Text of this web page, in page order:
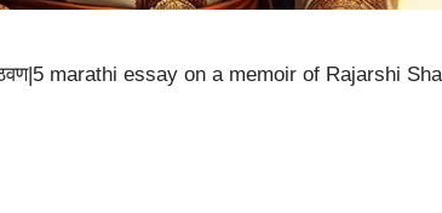
marathi essay on a memoir of Rajarshi